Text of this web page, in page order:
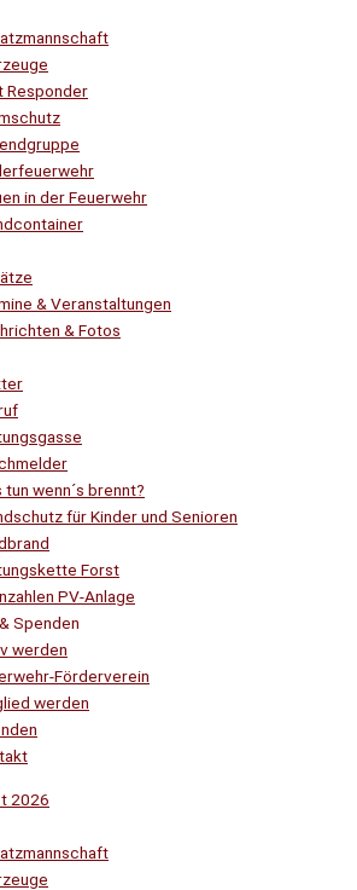
Responder
in der Feuerwehr
& Veranstaltungen
& Fotos
tun wenn´s brennt?
für Kinder und Senioren
Forst
PV-Anlage
Spenden
werden
Förderverein
werden
2026